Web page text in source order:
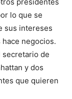
lo que se
sus intereses
negocios.
secretario de
y dos
que quieren